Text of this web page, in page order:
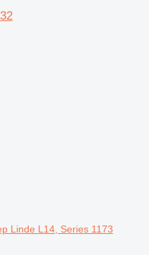
Linde L14, Series 1173